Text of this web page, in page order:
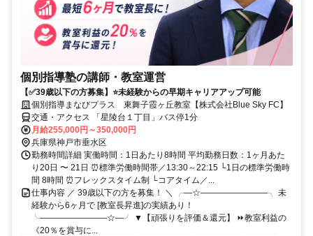
個別指導塾の講師・教室運営
【✅39歳以下の方募集】⭐未経験からの早期キャリアアップ可能
個別指導まなびプラス 東舞子霞ヶ丘教室【株式会社Blue Sky FC】
交通・アクセス 「星陵台１丁目」バス停1分
月給255,000円～350,000円
兵庫県神戸市垂水区
勤務時間詳細 実働時間：1日あたり8時間 平均勤務日数：1ヶ月あた
り20日 〜 21日 ⏰標準労働時間帯／13:30～22:15 └1日の標準労働時
間 8時間 ⏰フレックスタイム制 └コアタイム／...
仕事内容 ／ 39歳以下の方を募集！ ＼ ╭―☆――――――――╮ 未
経験から6ヶ月で [教室長昇進]の実績あり！
╰――――――――☆―╯ ▼【頑張りを評価＆還元】 ⏩教室利益の
《20％を賞与に...